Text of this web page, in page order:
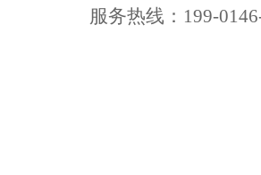
服务热线：199-